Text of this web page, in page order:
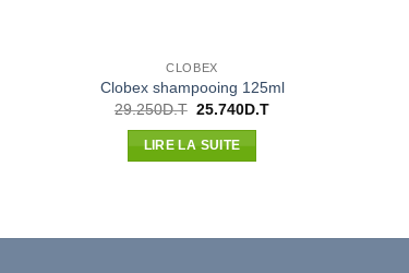
CLOBEX
Clobex shampooing 125ml
29.250D.T Le
initial
était :
25.740D.TLe
LIRE LA SUITE